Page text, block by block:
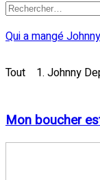
Qui a mangé
Tout 1. Johnny
Mon boucher